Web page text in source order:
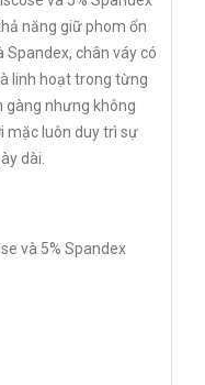
năng giữ phom ổn
Spandex, chân váy có
linh hoạt trong từng
gàng nhưng không
mặc luôn duy trì sự
dài.
và 5% Spandex